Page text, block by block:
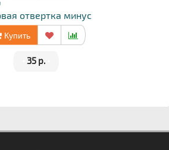
отвертка минус
Купить
35 р.